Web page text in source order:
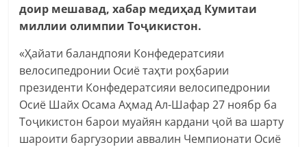
доир мешавад, хабар медиҳад Кумитаи
миллии олимпии Тоҷикистон.
«Ҳайати баландпояи Конфедератсияи
велосипедронии Осиё таҳти роҳбарии
президенти Конфедератсияи велосипедронии
Осиё Шайх Осама Аҳмад Ал-Шафар 27 ноябр ба
Тоҷикистон барои муайян кардани ҷой ва шарту
шароити баргузории аввалин Чемпионати Осиё